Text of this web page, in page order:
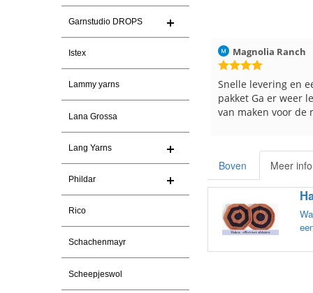
Garnstudio DROPS
Istex
Lammy yarns
Lana Grossa
Lang Yarns
Phildar
Rico
Schachenmayr
Scheepjeswol
23-7-2026
Snelle levering en een keurig
pakket Ga er weer leuke pakket
van maken voor de markt.
Hilde uit
Reeds
en
tevreden
Boven Meer info